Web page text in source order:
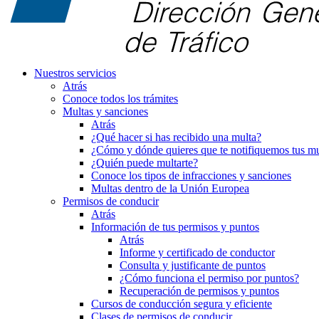
Nuestros servicios
Atrás
Conoce todos los trámites
Multas y sanciones
Atrás
¿Qué hacer si has recibido una multa?
¿Cómo y dónde quieres que te notifiquemos tus
¿Quién puede multarte?
Conoce los tipos de infracciones y sanciones
Multas dentro de la Unión Europea
Permisos de conducir
Atrás
Información de tus permisos y puntos
Atrás
Informe y certificado de conductor
Consulta y justificante de puntos
¿Cómo funciona el permiso por puntos?
Recuperación de permisos y puntos
Cursos de conducción segura y eficiente